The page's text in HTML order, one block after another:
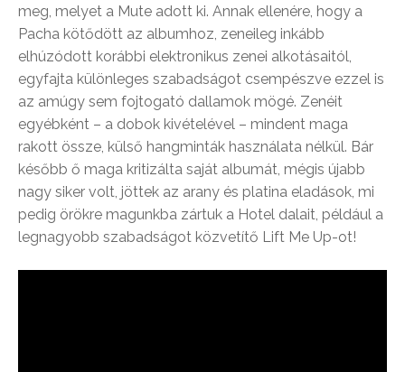
meg, melyet a Mute adott ki. Annak ellenére, hogy a
Pacha kötődött az albumhoz, zeneileg inkább
elhúzódott korábbi elektronikus zenei alkotásaitól,
egyfajta különleges szabadságot csempészve ezzel is
az amúgy sem fojtogató dallamok mögé. Zenéit
egyébként – a dobok kivételével – mindent maga
rakott össze, külső hangminták használata nélkül. Bár
később ő maga kritizálta saját albumát, mégis újabb
nagy siker volt, jöttek az arany és platina eladások, mi
pedig örökre magunkba zártuk a Hotel dalait, például a
legnagyobb szabadságot közvetítő Lift Me Up-ot!